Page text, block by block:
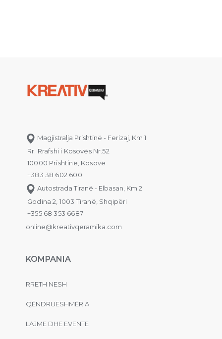
Magjistralja Prishtinë - Ferizaj, Km 1
Rr. Rrafshi i Kosovës Nr.52
10000 Prishtinë, Kosovë
+383 38 602 600
Autostrada Tiranë - Elbasan, Km 2
Godina 2, 1003 Tiranë, Shqipëri
+355 68 353 6687
online@kreativqeramika.com
KOMPANIA
RRETH NESH
QËNDRUESHMËRIA
LAJME DHE EVENTE